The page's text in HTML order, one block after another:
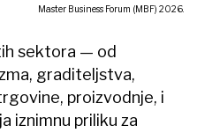
Master Business Forum (MBF) 2026.
sektora — od
graditeljstva,
proizvodnje, i
iznimnu priliku za